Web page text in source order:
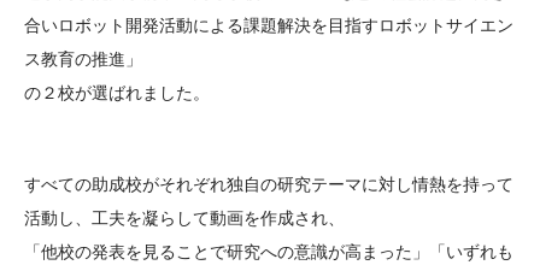
合いロボット開発活動による課題解決を目指すロボットサイエン
ス教育の推進」
の２校が選ばれました。
すべての助成校がそれぞれ独自の研究テーマに対し情熱を持って
活動し、工夫を凝らして動画を作成され、
「他校の発表を見ることで研究への意識が高まった」「いずれも